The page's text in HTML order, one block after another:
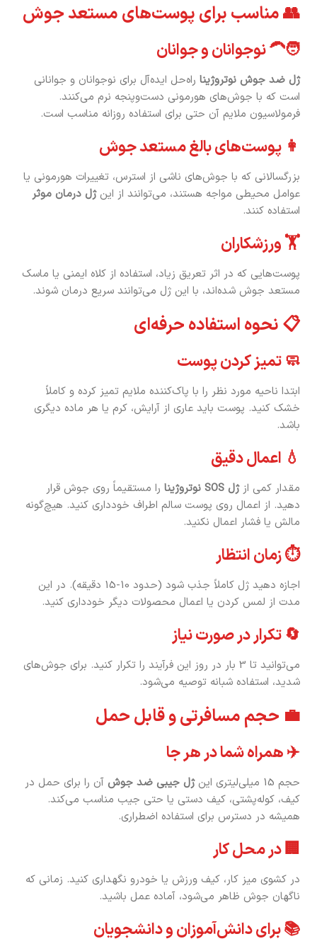
👥 مناسب برای پوست‌های مستعد جوش
🧑‍🦱 نوجوانان و جوانان
ژل ضد جوش نوتروژینا راه‌حل ایده‌آل برای نوجوانان و جوانانی
است که با جوش‌های هورمونی دست‌وپنجه نرم می‌کنند.
فرمولاسیون ملایم آن حتی برای استفاده روزانه مناسب است.
👩 پوست‌های بالغ مستعد جوش
بزرگسالانی که با جوش‌های ناشی از استرس، تغییرات هورمونی یا
عوامل محیطی مواجه هستند، می‌توانند از اینژل درمان موثر
استفاده کنند.
🏋️ ورزشکاران
پوست‌هایی که در اثر تعریق زیاد، استفاده از کلاه ایمنی یا ماسک
مستعد جوش شده‌اند، با این ژل می‌توانند سریع درمان شوند.
📋 نحوه استفاده حرفه‌ای
🧼 تمیز کردن پوست
ابتدا ناحیه مورد نظر را با پاک‌کننده ملایم تمیز کرده و کاملاً
خشک کنید. پوست باید عاری از آرایش، کرم یا هر ماده دیگری
باشد.
💧 اعمال دقیق
مقدار کمی ازژل SOS نوتروژینا
را مستقیماً روی جوش قرار
دهید. از اعمال روی پوست سالم اطراف خودداری کنید. هیچ‌گونه
مالش یا فشار اعمال نکنید.
⏱️ زمان انتظار
اجازه دهید ژل کاملاً جذب شود (حدود 10-15 دقیقه). در این
مدت از لمس کردن یا اعمال محصولات دیگر خودداری کنید.
🔄 تکرار در صورت نیاز
می‌توانید تا 3 بار در روز این فرآیند را تکرار کنید. برای جوش‌های
شدید، استفاده شبانه توصیه می‌شود.
💼 حجم مسافرتی و قابل حمل
✈️ همراه شما در هر جا
حجم 15 میلی‌لیتری این ژل جیبی ضد جوش آن را برای حمل در
کیف، کوله‌پشتی، کیف دستی یا حتی جیب مناسب می‌کند.
همیشه در دسترس برای استفاده اضطراری.
🏢 در محل کار
در کشوی میز کار، کیف ورزش یا خودرو نگهداری کنید. زمانی که
ناگهان جوش ظاهر می‌شود، آماده عمل باشید.
📚 برای دانش‌آموزان و دانشجویان